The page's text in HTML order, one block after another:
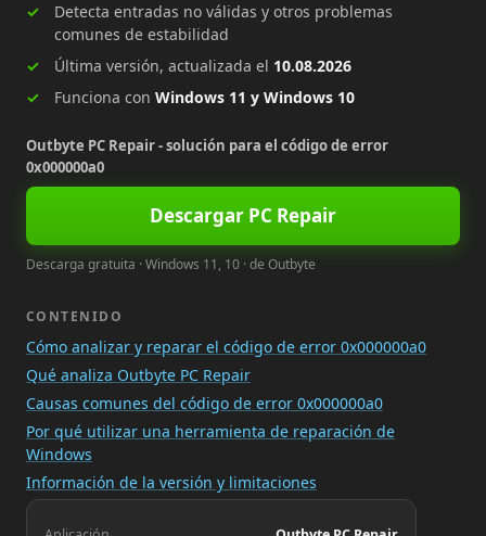
Detecta entradas no válidas y otros problemas
comunes de estabilidad
Última versión, actualizada el 10.08.2026
Funciona con Windows 11 y Windows 10
Outbyte PC Repair - solución para el código de error
0x000000a0
Descargar PC Repair
Descarga gratuita · Windows 11, 10 · de Outbyte
CONTENIDO
Cómo analizar y reparar el código de error 0x000000a0
Qué analiza Outbyte PC Repair
Causas comunes del código de error 0x000000a0
Por qué utilizar una herramienta de reparación de
Windows
Información de la versión y limitaciones